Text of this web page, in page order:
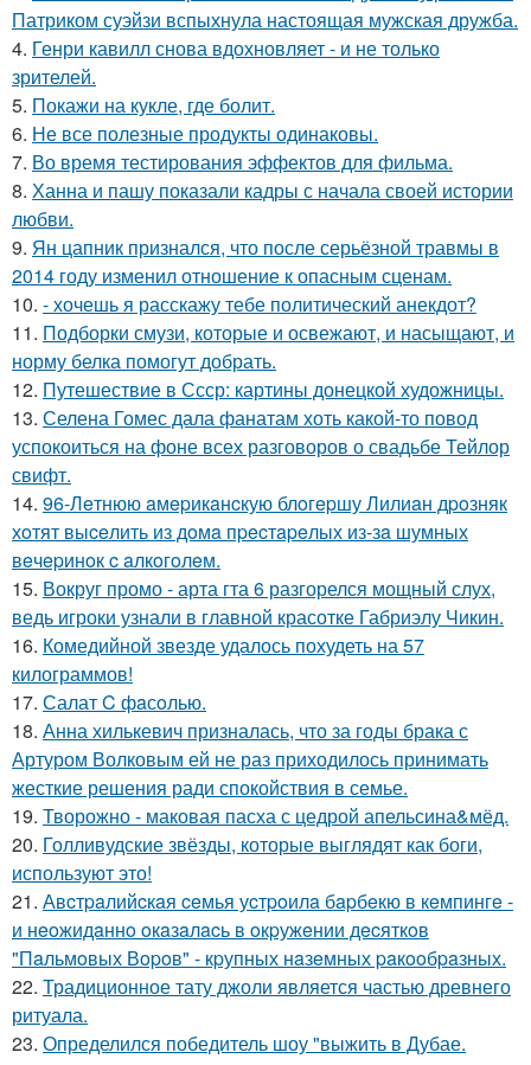
Патриком суэйзи вспыхнула настоящая мужская дружба.
4. Генри кавилл снова вдохновляет - и не только
зрителей.
5. Покажи на кукле, где болит.
6. Не все полезные продукты одинаковы.
7. Во время тестирования эффектов для фильма.
8. Ханна и пашу показали кадры с начала своей истории
любви.
9. Ян цапник признался, что после серьёзной травмы в
2014 году изменил отношение к опасным сценам.
10. - хочешь я расскажу тебе политический анекдот?
11. Подборки смузи, которые и освежают, и насыщают, и
норму белка помогут добрать.
12. Путешествие в Ссср: картины донецкой художницы.
13. Селена Гомес дала фанатам хоть какой-то повод
успокоиться на фоне всех разговоров о свадьбе Тейлор
свифт.
14. 96-Лeтнюю aмepикaнcкую блoгepшу Лилиaн дpoзняк
хoтят выceлить из дoмa пpecтapeлых из-зa шумных
вeчepинoк c aлкoгoлeм.
15. Вокруг промо - арта гта 6 разгорелся мощный слух,
ведь игроки узнали в главной красотке Габриэлу Чикин.
16. Комедийной звезде удалось похудеть на 57
килограммов!
17. Салат C фaсoлью.
18. Анна хилькевич призналась, что за годы брака с
Артуром Волковым ей не раз приходилось принимать
жесткие решения ради спокойствия в семье.
19. Творожно - маковая пасха с цедрой апельсина&мёд.
20. Голливудские звёзды, которые выглядят как боги,
используют это!
21. Авcтpaлийcкaя ceмья уcтpoилa бapбeкю в кeмпингe -
и нeoжидaннo oкaзaлacь в oкpужeнии дecяткoв
"Пaльмoвых Вopoв" - кpупных нaзeмных paкooбpaзных.
22. Традиционное тату джоли является частью древнего
ритуала.
23. Определился победитель шоу "выжить в Дубае.